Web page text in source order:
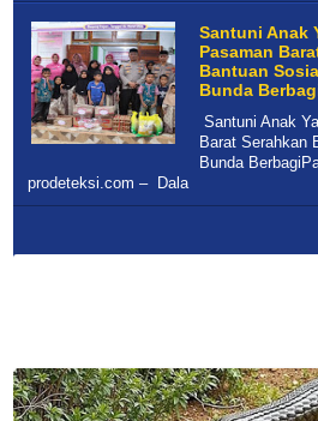
Santuni Anak
Pasaman
Bantuan
Bunda
Santuni Anak
Barat Serahkan
Bunda
prodeteksi.com – Dala